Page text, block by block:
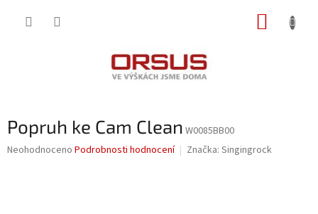
Popruh ke Cam Clean W0085BB00
Průměrné
Neohodnoceno Podrobnosti hodnocení Značka: Singingrock